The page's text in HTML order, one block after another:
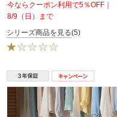
今ならクーポン利用で5％OFF｜
8/9（日）まで
シリーズ商品を見る(5)